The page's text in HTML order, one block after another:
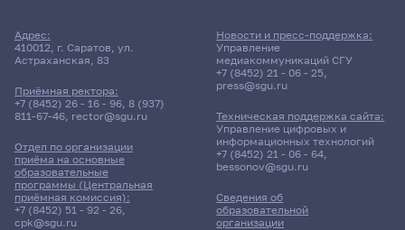
Адрес:
410012, г. Саратов, ул.
Астраханская, 83
Приёмная ректора:
+7 (8452) 26 - 16 - 96, 8 (937)
811-67-46, rector@sgu.ru
Отдел по организации
приёма на основные
образовательные
программы (Центральная
приёмная комиссия):
+7 (8452) 51 - 92 - 26,
cpk@sgu.ru
Сведения об
образовательной
организации
Новости и пресс-поддержка:
Управление
медиакоммуникаций СГУ
+7 (8452) 21 - 06 - 25,
press@sgu.ru
Техническая поддержка сайта:
Управление цифровых и
информационных технологий
+7 (8452) 21 - 06 - 64,
bessonov@sgu.ru